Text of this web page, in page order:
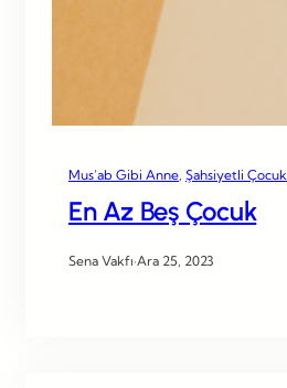
Mus’ab Gibi Anne Şahsiyetli Çocuk
En Az Beş Çocuk
Sena Vakfı·Ara 25, 2023